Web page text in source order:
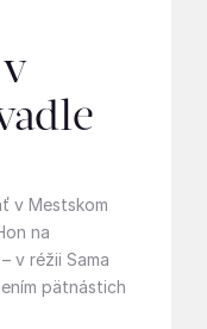
v Mestskom
na
v réžii Sama
pätnástich